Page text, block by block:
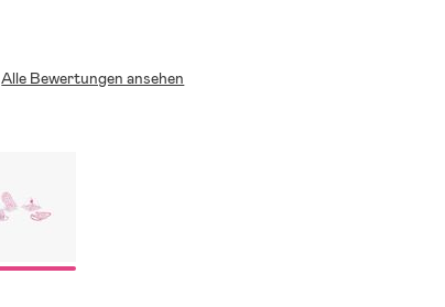
Alle Bewertungen ansehen